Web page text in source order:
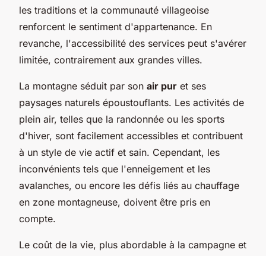
les traditions et la communauté villageoise
renforcent le sentiment d'appartenance. En
revanche, l'accessibilité des services peut s'avérer
limitée, contrairement aux grandes villes.
La montagne séduit par son air pur et ses
paysages naturels époustouflants. Les activités de
plein air, telles que la randonnée ou les sports
d'hiver, sont facilement accessibles et contribuent
à un style de vie actif et sain. Cependant, les
inconvénients tels que l'enneigement et les
avalanches, ou encore les défis liés au chauffage
en zone montagneuse, doivent être pris en
compte.
Le coût de la vie, plus abordable à la campagne et